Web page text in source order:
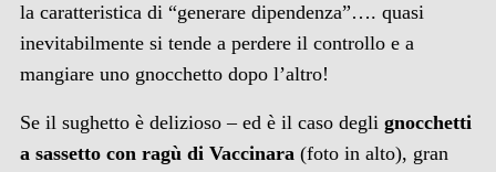
la caratteristica di “generare dipendenza”…. quasi
inevitabilmente si tende a perdere il controllo e a
mangiare uno gnocchetto dopo l’altro!
Se il sughetto è delizioso – ed è il caso degli gnocchetti
a sassetto con ragù di Vaccinara (foto in alto), gran